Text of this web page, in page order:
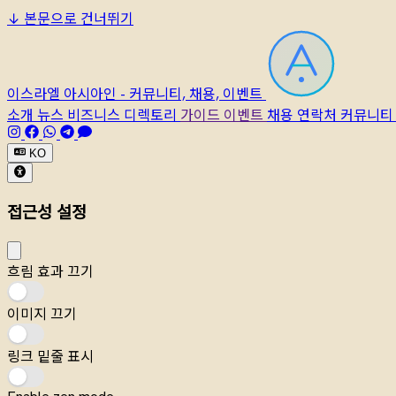
↓ 본문으로 건너뛰기
이스라엘 아시아인 - 커뮤니티, 채용, 이벤트
소개 뉴스 비즈니스 디렉토리 가이드 이벤트 채용 연락처 커뮤니
KO
접근성 설정
흐림 효과 끄기
이미지 끄기
링크 밑줄 표시